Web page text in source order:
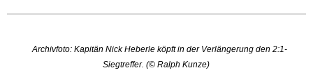
Archivfoto: Kapitän Nick Heberle köpft in der Verlängerung den 2:1-
Siegtreffer. (© Ralph Kunze)